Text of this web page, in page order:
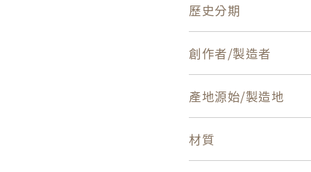
歷史分期
創作者/製造者
產地源始/製造地
材質